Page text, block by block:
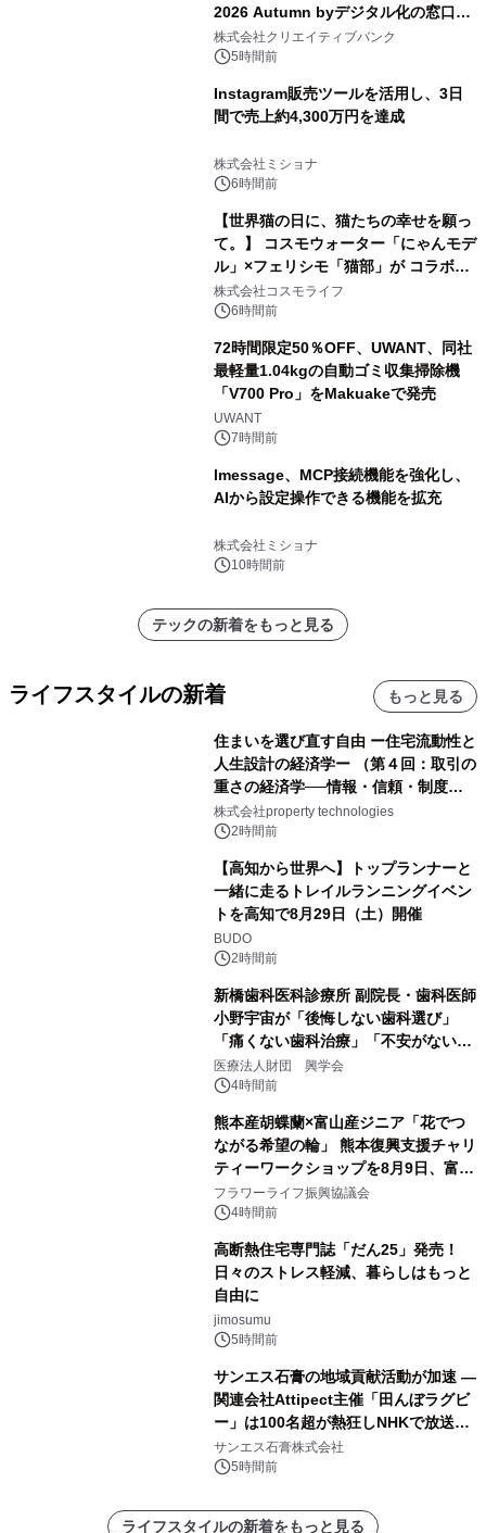
2026 Autumn byデジタル化の窓口」
開催
株式会社クリエイティブバンク
5時間前
Instagram販売ツールを活用し、3日
間で売上約4,300万円を達成
株式会社ミショナ
6時間前
【世界猫の日に、猫たちの幸せを願っ
て。】 コスモウォーター「にゃんモデ
ル」×フェリシモ「猫部」が コラボキ
ャンペーンを実施
株式会社コスモライフ
6時間前
72時間限定50％OFF、UWANT、同社
最軽量1.04kgの自動ゴミ収集掃除機
「V700 Pro」をMakuakeで発売
UWANT
7時間前
lmessage、MCP接続機能を強化し、
AIから設定操作できる機能を拡充
株式会社ミショナ
10時間前
テックの新着をもっと見る
ライフスタイルの新着 もっと見る
住まいを選び直す自由 ー住宅流動性と
人生設計の経済学ー （第４回：取引の
重さの経済学──情報・信頼・制度を
PropTechはどう組み替えるか）｜
PropTech-Lab
株式会社property technologies
2時間前
【高知から世界へ】トップランナーと
一緒に走るトレイルランニングイベン
トを高知で8月29日（土）開催
BUDO
2時間前
新橋歯科医科診療所 副院長・歯科医師
小野宇宙が「後悔しない歯科選び」
「痛くない歯科治療」「不安がない治
療計画」をテーマに専門監修
医療法人財団 興学会
4時間前
熊本産胡蝶蘭×富山産ジニア「花でつ
ながる希望の輪」 熊本復興支援チャリ
ティーワークショップを8月9日、富
山・射水で開催
フラワーライフ振興協議会
4時間前
高断熱住宅専門誌「だん25」発売！
日々のストレス軽減、暮らしはもっと
自由に
jimosumu
5時間前
サンエス石膏の地域貢献活動が加速 ―
関連会社Attipect主催「田んぼラグビ
ー」は100名超が熱狂しNHKで放送さ
れました。
サンエス石膏株式会社
5時間前
ライフスタイルの新着をもっと見る